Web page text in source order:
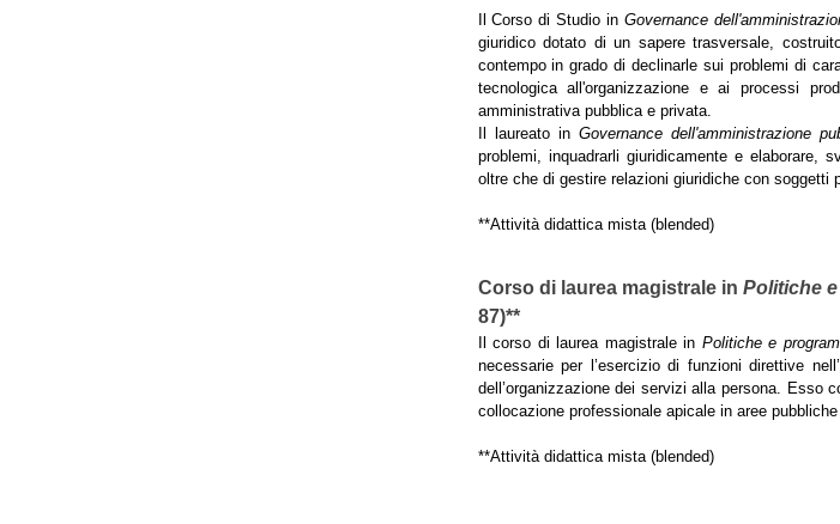
Il Corso di Studio inGovernance
giuridico dotato di un sapere trasversale,
contempo in grado di declinarle sui problemi di
tecnologica all'organizzazione e ai processi
amministrativa pubblica e privata.
Il laureato inGovernance dell'amministrazione
problemi, inquadrarli giuridicamente e elaborare,
oltre che di gestire relazioni giuridiche con soggetti
**Attività didattica mista (blended)
Corso di laurea magistrale in Politiche
87)**
Il corso di laurea magistrale in Politiche e
necessarie per l’esercizio di funzioni direttive
dell’organizzazione dei servizi alla persona. Esso
collocazione professionale apicale in aree
**Attività didattica mista (blended)